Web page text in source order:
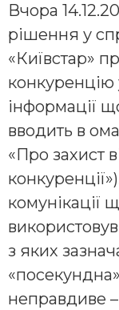
Вчора
рішення у
«Київстар»
інформації
вводить в
«Про захист
комунікації
з яких
неправдиве –